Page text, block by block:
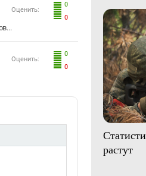
0
0
Оценить:
0
0
Оценить:
растут